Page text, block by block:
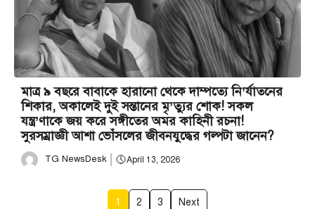
মাত্র ৯ বছরে বাবাকে হারানো থেকে দাম্পত্যে নি’র্যাতনের
শিকার, অকালেই দুই সন্তানের মৃ’ত্যুর শোক! সকল
যন্ত্র’ণাকে জয় করে সঙ্গীতের অমর কাহিনী রচনা!
সুরসম্রাজ্ঞী আশা ভোঁসলের জীবনযুদ্ধের গল্পটা জানেন?
TG NewsDesk April 13, 2026
1 2 3 Next